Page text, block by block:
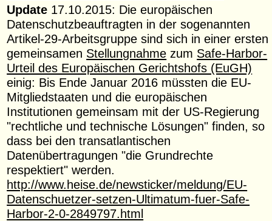
Update 17.10.2015: Die europäischen
Datenschutzbeauftragten in der sogenannten
Artikel-29-Arbeitsgruppe sind sich in einer ersten
gemeinsamen Stellungnahme zum Safe-Harbor-
Urteil des Europäischen Gerichtshofs (EuGH)
einig: Bis Ende Januar 2016 müssten die EU-
Mitgliedstaaten und die europäischen
Institutionen gemeinsam mit der US-Regierung
"rechtliche und technische Lösungen" finden, so
dass bei den transatlantischen
Datenübertragungen "die Grundrechte
respektiert" werden.
http://www.heise.de/newsticker/meldung/EU-
Datenschuetzer-setzen-Ultimatum-fuer-Safe-
Harbor-2-0-2849797.html